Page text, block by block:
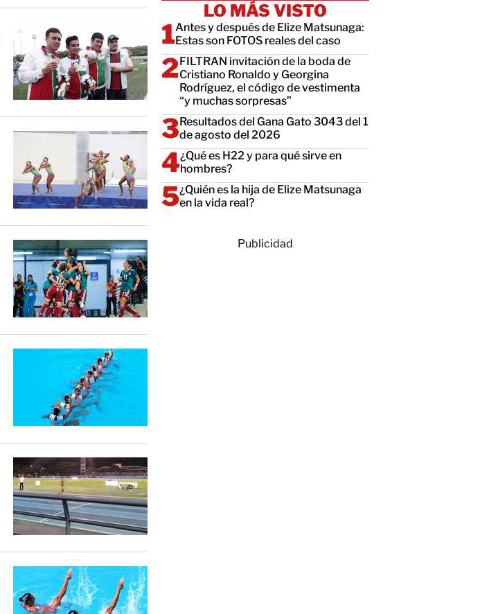
LO MÁS VISTO
Antes y después de Elize Matsunaga:
Estas son FOTOS reales del caso
FILTRAN invitación de la boda de
Cristiano Ronaldo y Georgina
Rodríguez, el código de vestimenta
“y muchas sorpresas”
Resultados del Gana Gato 3043 del 1
de agosto del 2026
¿Qué es H22 y para qué sirve en
hombres?
¿Quién es la hija de Elize Matsunaga
en la vida real?
Publicidad